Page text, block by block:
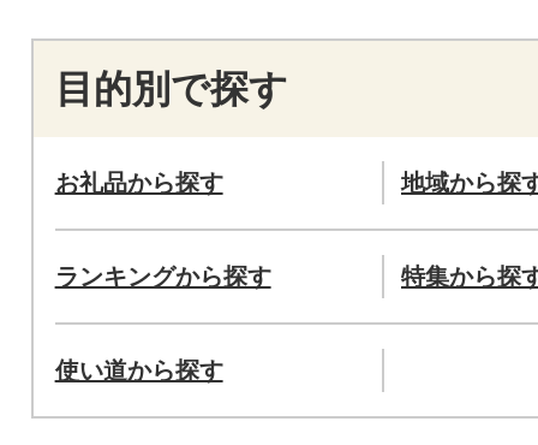
目的別で探す
お礼品から探す 地域から探
ランキングから探す 特集から探
使い道から探す